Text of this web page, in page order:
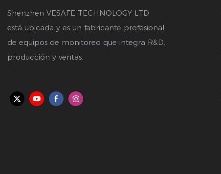
Shenzhen VESAFE TECHNOLOGY LTD
está ubicada y es un fabricante profesional
de equipos de monitoreo que integra R&D,
producción y ventas.